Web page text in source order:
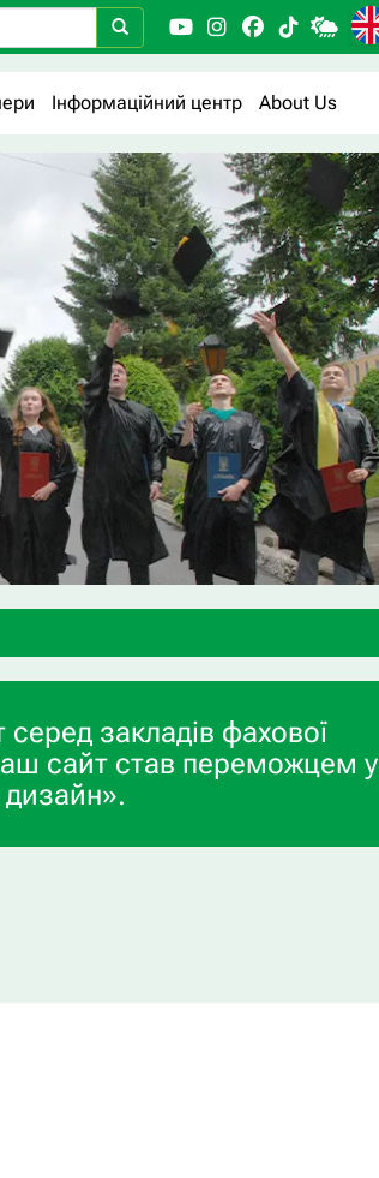
Інформаційний центр About Us
закладів фахової
сайт став переможцем у
дизайн».